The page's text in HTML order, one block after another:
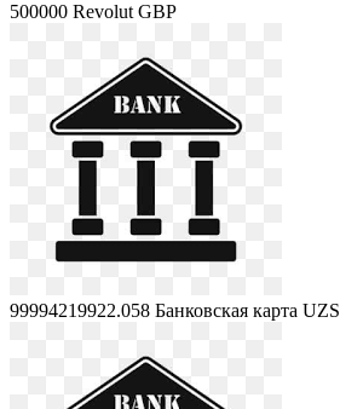
500000 Revolut GBP
99994219922.058 Банковская карта UZS